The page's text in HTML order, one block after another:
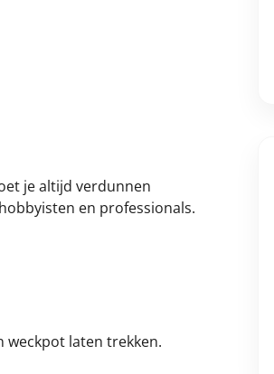
je altijd verdunnen
en professionals.
weckpot laten trekken.